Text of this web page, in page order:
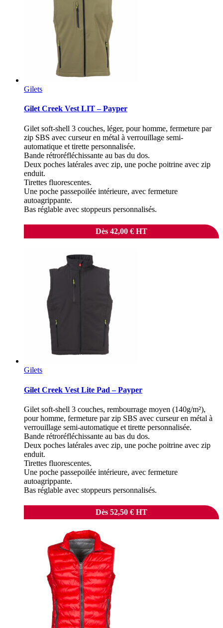
Gilets
Gilet Creek Vest LIT – Payper
Gilet soft-shell 3 couches, léger, pour homme, fermeture par
zip SBS avec curseur en métal à verrouillage semi-
automatique et tirette personnalisée.
Bande rétroréfléchissante au bas du dos.
Deux poches latérales avec zip, une poche poitrine avec zip
enduit.
Tirettes fluorescentes.
Une poche passepoilée intérieure, avec fermeture
autoagrippante.
Bas réglable avec stoppeurs personnalisés.
Dès 42,00 € HT
Gilets
Gilet Creek Vest Lite Pad – Payper
Gilet soft-shell 3 couches, rembourrage moyen (140g/m²),
pour homme, fermeture par zip SBS avec curseur en métal à
verrouillage semi-automatique et tirette personnalisée.
Bande rétroréfléchissante au bas du dos.
Deux poches latérales avec zip, une poche poitrine avec zip
enduit.
Tirettes fluorescentes.
Une poche passepoilée intérieure, avec fermeture
autoagrippante.
Bas réglable avec stoppeurs personnalisés.
Dès 52,50 € HT